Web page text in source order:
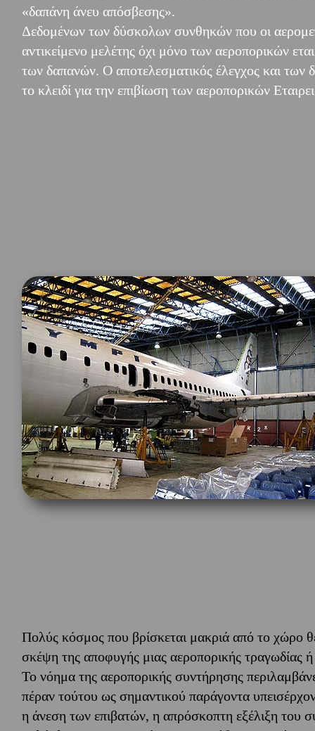
«δαπάνη άνευ απόσβεσης».
Δεδομένων των δύσκολων συνθηκών που οι
αντικείμενο μελέτης όχι μόνο των αεροπορικών
των δαπανών. Ο αποτελεσματικός έλεγχος και των
το κλειδί για την επιβίωση των αεροπορικών
Πολύς κόσμος που βρίσκεται μακριά από το χώρο
σκέψη της αποφυγής μιας αεροπορικής τραγωδίας
Το νόημα της αεροπορικής συντήρησης
πέραν τούτου ως σημαντικού παράγοντα
η άνεση των επιβατών, η απρόσκοπτη εξέλιξη του